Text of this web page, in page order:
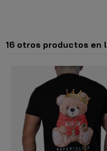
16 otros productos en